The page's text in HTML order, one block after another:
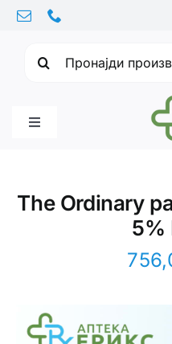
Skip
content
Toggle
Здравствени проблеми
The Ordinary
5%